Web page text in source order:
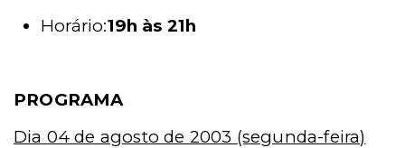
Horário:19h às 21h
PROGRAMA
Dia 04 de agosto de 2003 (segunda-feira)